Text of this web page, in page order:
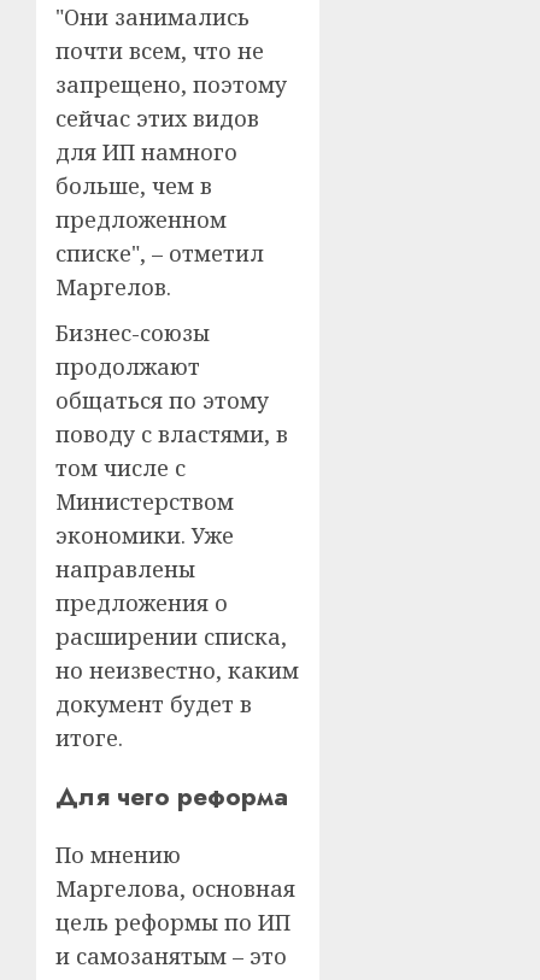
"Они занимались
почти всем, что не
запрещено, поэтому
сейчас этих видов
для ИП намного
больше, чем в
предложенном
списке", – отметил
Маргелов.
Бизнес-союзы
продолжают
общаться по этому
поводу с властями, в
том числе с
Министерством
экономики. Уже
направлены
предложения о
расширении списка,
но неизвестно, каким
документ будет в
итоге.
Для чего реформа
По мнению
Маргелова, основная
цель реформы по ИП
и самозанятым – это